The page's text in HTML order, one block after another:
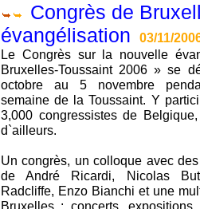
Congrès de
évangélisation
03/11/
Le Congrès sur la nouvelle
Bruxelles-Toussaint 2006 » se
octobre au 5 novembre
semaine de la Toussaint. Y
3,000 congressistes de
d`ailleurs.
Un congrès, un colloque avec
de André Ricardi, Nicolas
Radcliffe, Enzo Bianchi et une
Bruxelles : concerts,